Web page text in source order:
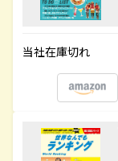
当社在庫切れ